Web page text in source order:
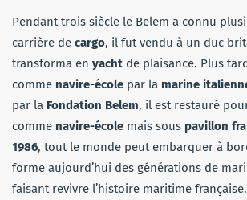
Pendant trois siècle le Belem a connu
carrière de cargo, il fut vendu à un duc
transforma en yacht de plaisance. Plus
comme navire-école par la marine
par la Fondation Belem, il est restauré
comme navire-école mais sous pavillon
1986, tout le monde peut embarquer à
forme aujourd’hui des générations de
faisant revivre l’histoire maritime française.